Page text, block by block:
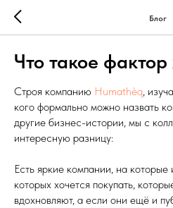
Блог
Что такое
Строя компанию Humathèq,
кого формально можно назвать
другие бизнес-истории, мы с
интересную разницу:
Есть яркие компании, на которые
которых хочется покупать,
вдохновляют, а если они ещё и